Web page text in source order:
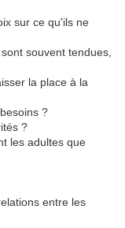
sur ce qu'ils ne
souvent tendues,
la place à la
?
?
les adultes que
entre les